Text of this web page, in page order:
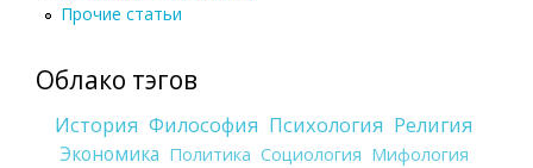
Прочие статьи
Облако тэгов
История Философия Психология Религия
Экономика Политика Социология Мифология